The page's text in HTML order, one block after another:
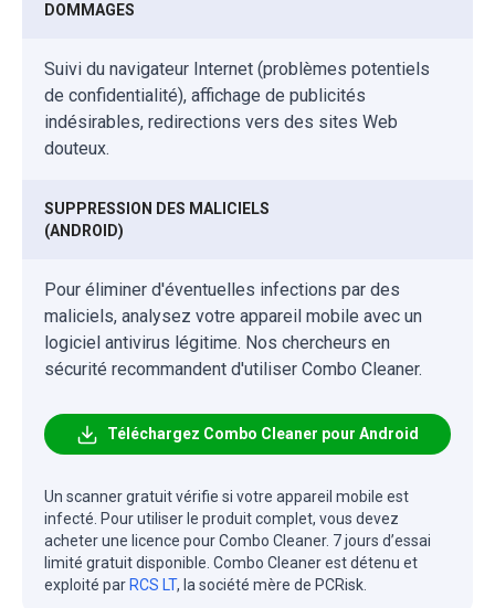
DOMMAGES
Suivi du navigateur Internet (problèmes potentiels
de confidentialité), affichage de publicités
indésirables, redirections vers des sites Web
douteux.
SUPPRESSION DES MALICIELS
(ANDROID)
Pour éliminer d'éventuelles infections par des
maliciels, analysez votre appareil mobile avec un
logiciel antivirus légitime. Nos chercheurs en
sécurité recommandent d'utiliser Combo Cleaner.
Téléchargez Combo Cleaner pour Android
Un scanner gratuit vérifie si votre appareil mobile est
infecté. Pour utiliser le produit complet, vous devez
acheter une licence pour Combo Cleaner. 7 jours d’essai
limité gratuit disponible. Combo Cleaner est détenu et
exploité par RCS LT, la société mère de PCRisk.